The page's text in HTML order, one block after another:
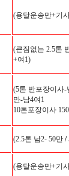
(용달운송만+기
(큰짐없는 2.5톤
+여1)
(5톤 반포장이사-
만-남4여1
10톤포장이사
(2.5톤 남2- 50만 /
(용달운송만+기